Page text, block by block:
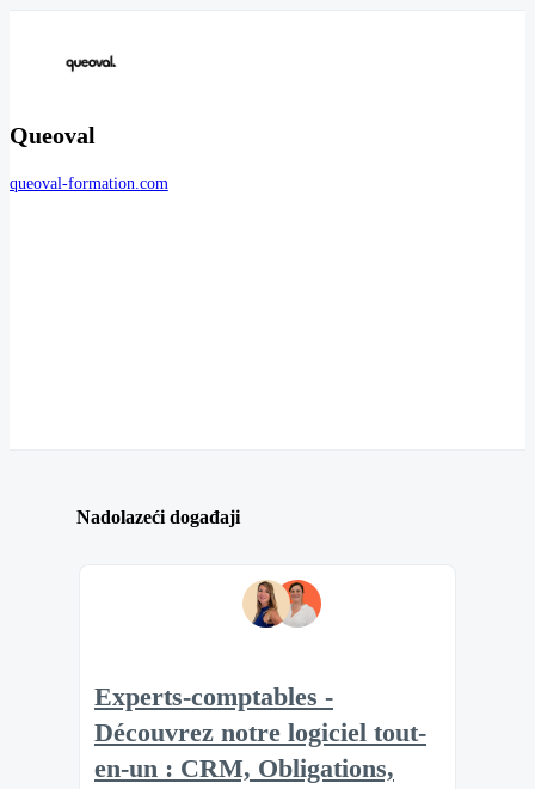
Queoval
queoval-formation.com
Nadolazeći događaji
Experts-comptables -
Découvrez notre logiciel tout-
en-un : CRM, Obligations,